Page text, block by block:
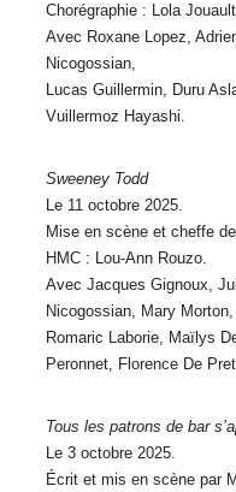
Chorégraphie : Lola
Avec Roxane Lopez,
Nicogossian,
Lucas Guillermin, Duru
Vuillermoz Hayashi.
Sweeney Todd
Le 11 octobre 2025.
Mise en scène et cheffe
HMC : Lou-Ann Rouzo.
Avec Jacques Gignoux,
Nicogossian, Mary Morton,
Romaric Laborie, Maïlys
Peronnet, Florence De
Tous les patrons de bar
Le 3 octobre 2025.
Écrit et mis en scène par